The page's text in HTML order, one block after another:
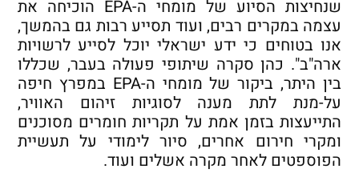
שנחיצות הסיוע של מומחי ה-EPA הוכיחה את
עצמה במקרים רבים, ועוד תסייע רבות גם בהמשך,
אנו בטוחים כי ידע ישראלי יוכל לסייע לרשויות
ארה"ב". כהן סקרה שיתופי פעולה בעבר, שכללו
בין היתר, ביקור של מומחי ה-EPA במפרץ חיפה
על-מנת לתת מענה לסוגיות זיהום האוויר,
התייעצות בזמן אמת על תקריות חומרים מסוכנים
ומקרי חירום אחרים, סיור לימודי על תעשיית
הפוספטים לאחר מקרה אשלים ועוד.